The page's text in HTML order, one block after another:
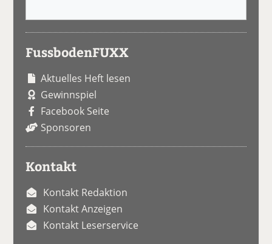
FussbodenFUXX
Aktuelles Heft lesen
Gewinnspiel
Facebook Seite
Sponsoren
Kontakt
Kontakt Redaktion
Kontakt Anzeigen
Kontakt Leserservice